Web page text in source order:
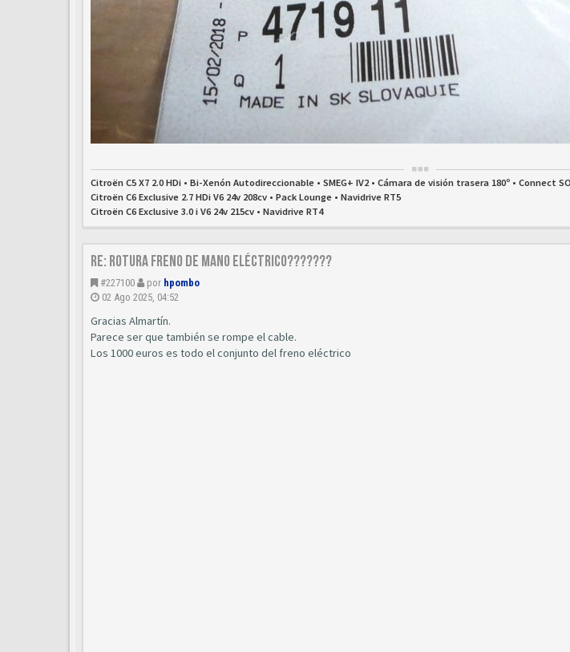
Citroën C5 X7 2.0 HDi • Bi-Xenón Autodireccionable • SMEG+ IV2 • Cámara de visión trasera 180º • Connect
Citroën C6 Exclusive 2.7 HDi V6 24v 208cv • Pack Lounge • Navidrive RT5
Citroën C6 Exclusive 3.0 i V6 24v 215cv • Navidrive RT4
Re: Rotura freno de mano eléctrico???????
#227100 por hpombo
02 Ago 2025, 04:52
Gracias Almartín.
Parece ser que también se rompe el cable.
Los 1000 euros es todo el conjunto del freno eléctrico